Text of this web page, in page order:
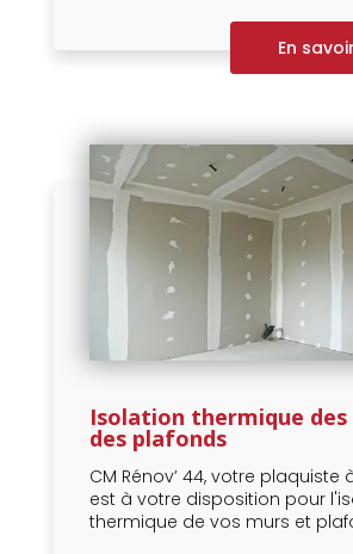
En
Isolation thermique
des plafonds
CM Rénov’ 44, votre plaquiste
est à votre disposition pour
thermique de vos murs et